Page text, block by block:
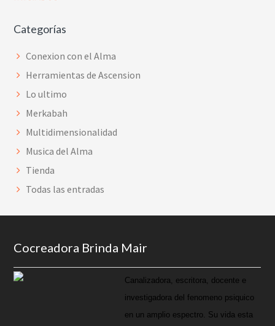
Categorías
Conexion con el Alma
Herramientas de Ascension
Lo ultimo
Merkabah
Multidimensionalidad
Musica del Alma
Tienda
Todas las entradas
Footer
Cocreadora Brinda Mair
Canalizadora, escritora, docente e
investigadora del fenomeno psiquico
en un amplio espectro. Su vida esta